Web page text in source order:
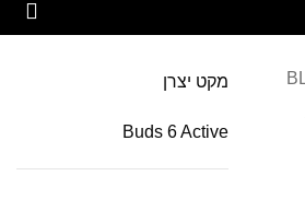
מקט יצרן
Buds 6 Active